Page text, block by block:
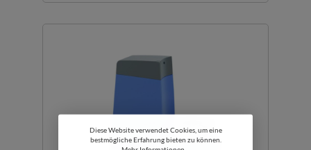
Diese Website verwendet Cookies, um eine
bestmögliche Erfahrung bieten zu können.